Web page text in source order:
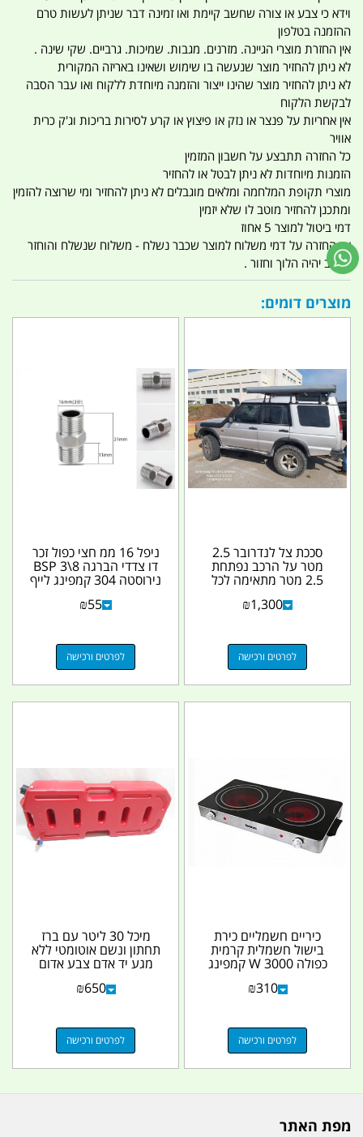
וידא כי צבע או צורה שחשב קיימת ואו זמינה דבר שניתן לעשות טרם
ההזמנה בטלפון
אין החזרת מוצרי הגיינה. מזרנים. מגבות. שמיכות. גרביים. שקי שינה .
לא ניתן להחזיר מוצר שנעשה בו שימוש ושאינו באריזה המקורית
לא ניתן להחזיר מוצר שהינו ייצור והזמנה מיוחדת ללקוח ואו עבר הסבה
לבקשת הלקוח
אין אחריות על פנצר או נזק או פיצוץ או קרע לסירות בריכות וג'ק כרית
אוויר
כל החזרה תתבצע על חשבון המזמין
הזמנות מיוחדות לא ניתן לבטל או להחזיר
מוצרי תקופת המלחמה ומלאים מוגבלים לא ניתן להחזיר ומי שרוצה להזמין
ומתכנן להחזיר מוטב לו שלא יזמין
דמי ביטול למוצר 5 אחוז
אין החזרה על דמי משלוח למוצר שכבר נשלח - משלוח שנשלח והוחזר
החיוב יהיה הלוך וחזור .
מוצרים דומים:
סככת צל לנדרובר 2.5
מטר על הרכב נפתחת
2.5 מטר מתאימה לכל
₪1,300
לפרטים ורכישה
ניפל 16 ממ חצי כפול זכר
דו צדדי הברגה 8\3 BSP
נירוסטה 304 קמפינג לייף
₪55
לפרטים ורכישה
כיריים חשמליים כירת
בישול חשמלית קרמית
כפולה 3000 W קמפינג
₪310
לפרטים ורכישה
מיכל 30 ליטר עם ברז
תחתון ונשם אוטומטי ללא
מגע יד אדם צבע אדום
₪650
לפרטים ורכישה
מפת האתר